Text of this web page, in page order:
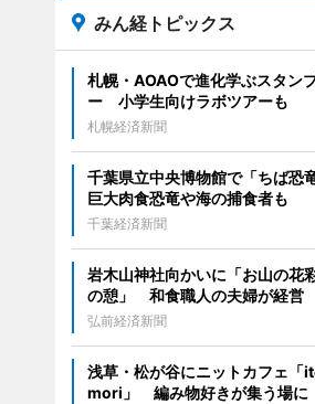
みん経トピックス
札幌・AOAOで進化学ぶスタン
ー 小学生向けラボツアーも
札幌経済新聞
千葉県立中央博物館で「ちば恐
巨大肉食恐竜や海の捕食者も
千葉経済新聞
岩木山神社向かいに「お山の花
の憩」 和食職人の夫婦が経営
弘前経済新聞
浅草・松が谷にニットカフェ「
mori」 編み物好きが集う場に